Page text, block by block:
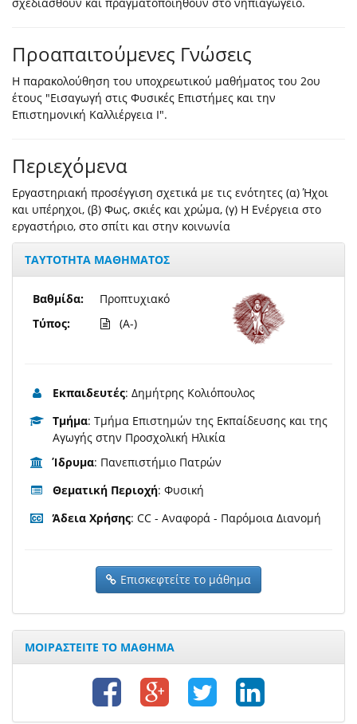
Προαπαιτούμενες Γνώσεις
Η παρακολούθηση του υποχρεωτικού μαθήματος του 2ου
έτους "Εισαγωγή στις Φυσικές Επιστήμες και την
Επιστημονική Καλλιέργεια Ι".
Περιεχόμενα
Εργαστηριακή προσέγγιση σχετικά με τις ενότητες (α) Ήχοι
και υπέρηχοι, (β) Φως, σκιές και χρώμα, (γ) Η Ενέργεια στο
εργαστήριο, στο σπίτι και στην κοινωνία
ΤΑΥΤΟΤΗΤΑ ΜΑΘΗΜΑΤΟΣ
Βαθμίδα:
Τύπος:
Προπτυχιακό
(A-)
Εκπαιδευτές: Δημήτρης Κολιόπουλος
Τμήμα: Τμήμα Επιστημών της Εκπαίδευσης και της
Αγωγής στην Προσχολική Ηλικία
Ίδρυμα: Πανεπιστήμιο Πατρών
Θεματική Περιοχή: Φυσική
Άδεια Χρήσης: CC - Αναφορά - Παρόμοια Διανομή
Επισκεφτείτε το μάθημα
ΜΟΙΡΑΣΤΕΙΤΕ ΤΟ ΜΑΘΗΜΑ